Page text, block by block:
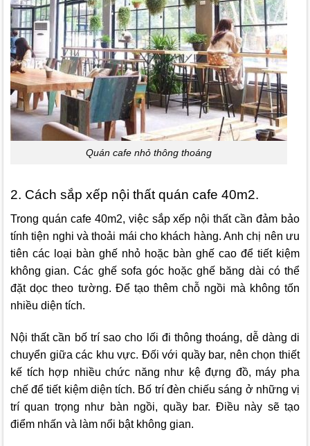
Quán cafe nhỏ thông thoáng
2. Cách sắp xếp nội thất quán cafe 40m2.
Trong quán cafe 40m2, việc sắp xếp nội thất cần đảm bảo
tính tiện nghi và thoải mái cho khách hàng. Anh chị nên ưu
tiên các loại bàn ghế nhỏ hoặc bàn ghế cao để tiết kiệm
không gian. Các ghế sofa góc hoặc ghế băng dài có thể
đặt dọc theo tường. Để tạo thêm chỗ ngồi mà không tốn
nhiều diện tích.
Nội thất cần bố trí sao cho lối đi thông thoáng, dễ dàng di
chuyển giữa các khu vực. Đối với quầy bar, nên chọn thiết
kế tích hợp nhiều chức năng như kệ đựng đồ, máy pha
chế để tiết kiệm diện tích. Bố trí đèn chiếu sáng ở những vị
trí quan trọng như bàn ngồi, quầy bar. Điều này sẽ tạo
điểm nhấn và làm nổi bật không gian.